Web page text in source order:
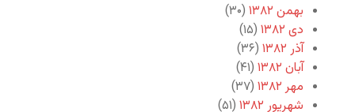
بهمن ۱۳۸۲
(۳۰)
دی ۱۳۸۲
(۱۵)
آذر ۱۳۸۲
(۳۶)
آبان ۱۳۸۲
(۴۱)
مهر ۱۳۸۲
(۳۷)
شهریور ۱۳۸۲
(۵۱)